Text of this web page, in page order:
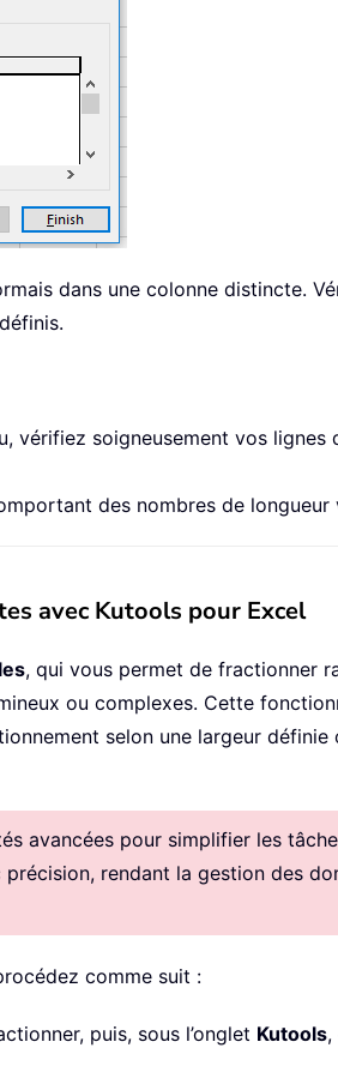
dans une colonne distincte.
vérifiez soigneusement vos
des nombres de
avec Kutools pour Excel
, qui vous permet de fractionner
ou complexes. Cette
selon une largeur
avancées pour simplifier les
rendant la gestion des
comme suit :
puis, sous l’onglet Kutools,